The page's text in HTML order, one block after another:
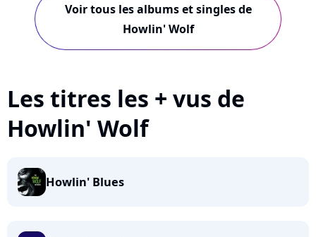
Voir tous les albums et singles de
Howlin' Wolf
Les titres les + vus de
Howlin' Wolf
Howlin' Blues